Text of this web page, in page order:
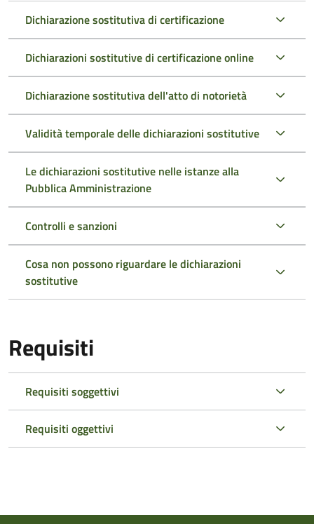
Dichiarazione sostitutiva di certificazione
Dichiarazioni sostitutive di certificazione online
Dichiarazione sostitutiva dell'atto di notorietà
Validità temporale delle dichiarazioni sostitutive
Le dichiarazioni sostitutive nelle istanze alla
Pubblica Amministrazione
Controlli e sanzioni
Cosa non possono riguardare le dichiarazioni
sostitutive
Requisiti
Requisiti soggettivi
Requisiti oggettivi